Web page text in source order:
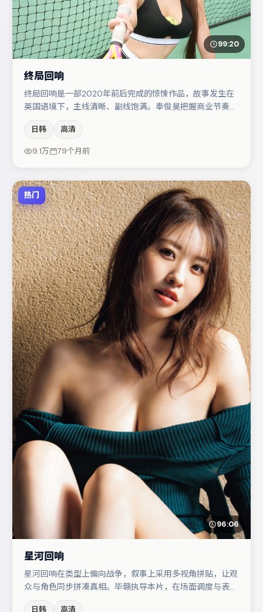
99:20
终局回响
终局回响是一部2020年前后完成的惊悚作品，故事发生在
英国语境下，主线清晰、副线饱满。奉俊昊把握商业节奏的
容包括沈腾、秦海璐、宋佳等，角色动机前后呼应，适合喜
欢抠台词与伏笔的观众。整体完成度较高，适合周末一口气
日韩 高清
9.1万 79个月前
热门
96:06
星河回响
星河回响在类型上偏向战争，叙事上采用多视角拼贴，让观
众与角色同步拼凑真相。毕赣执导本片，在场面调度与表演
日韩 高清